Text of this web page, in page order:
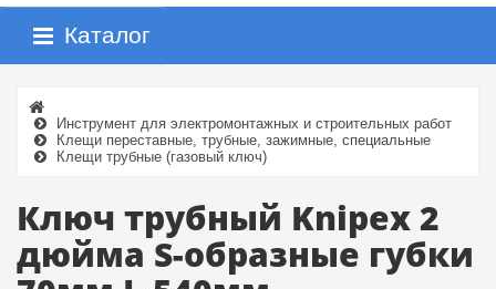
Каталог
Инструмент для электромонтажных и строительных работ
Клещи переставные, трубные, зажимные, специальные
Клещи трубные (газовый ключ)
Ключ трубный Knipex 2
дюйма S-образные губки